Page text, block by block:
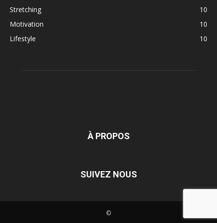
Stretching
10
Motivation
10
Lifestyle
10
À PROPOS
SUIVEZ NOUS
©